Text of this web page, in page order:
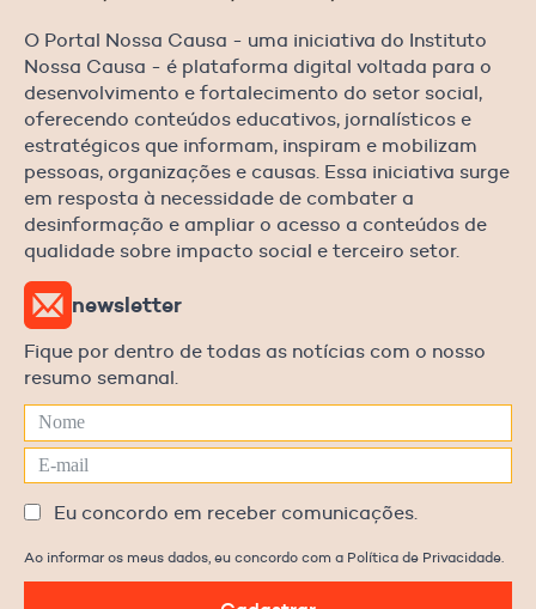
O Portal Nossa Causa - uma iniciativa do Instituto
Nossa Causa - é plataforma digital voltada para o
desenvolvimento e fortalecimento do setor social,
oferecendo conteúdos educativos, jornalísticos e
estratégicos que informam, inspiram e mobilizam
pessoas, organizações e causas. Essa iniciativa surge
em resposta à necessidade de combater a
desinformação e ampliar o acesso a conteúdos de
qualidade sobre impacto social e terceiro setor.
newsletter
Fique por dentro de todas as notícias com o nosso
resumo semanal.
Eu concordo em receber comunicações.
Ao informar os meus dados, eu concordo com a Política de Privacidade.